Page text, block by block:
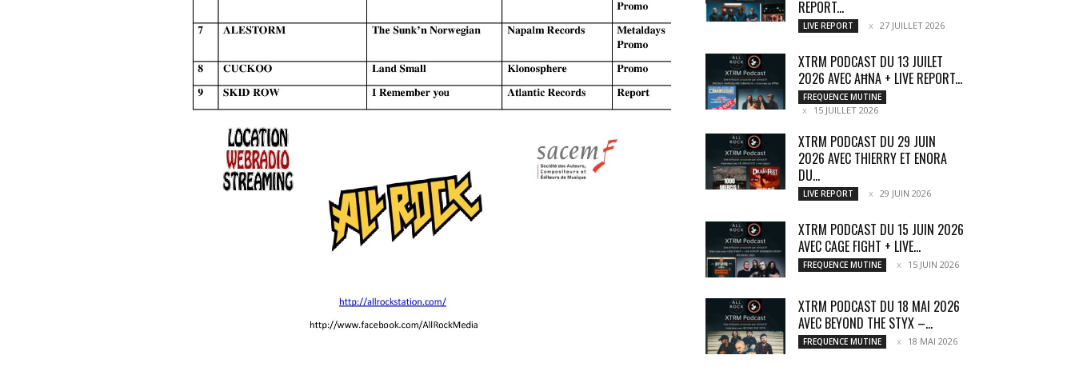
REPORT...
LIVE REPORT 27 JUILLET 2026
XTRM PODCAST DU 13 JUILET
2026 AVEC AĦNA + LIVE REPORT...
FREQUENCE MUTINE
15 JUILLET 2026
XTRM PODCAST DU 29 JUIN
2026 AVEC THIERRY ET ENORA
DU...
LIVE REPORT 29 JUIN 2026
XTRM PODCAST DU 15 JUIN 2026
AVEC CAGE FIGHT + LIVE...
FREQUENCE MUTINE 15 JUIN 2026
XTRM PODCAST DU 18 MAI 2026
AVEC BEYOND THE STYX –...
FREQUENCE MUTINE 18 MAI 2026